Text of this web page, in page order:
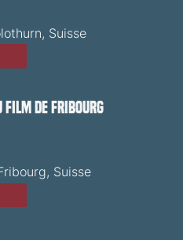
Suisse
de Fribourg
Suisse